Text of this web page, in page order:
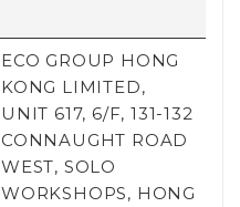
ECO GROUP HONG
KONG LIMITED,
UNIT 617, 6/F, 131-132
CONNAUGHT ROAD
WEST, SOLO
WORKSHOPS, HONG